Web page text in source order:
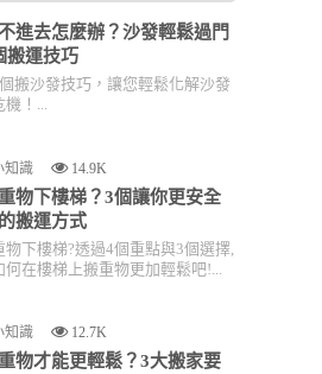
進去怎麼辦？沙發輕鬆過門
搬運技巧
搬沙發技巧，讓您輕鬆化解沙發
機！...
知識 14.9K
物下樓梯？3個讓你更安全
搬運方式
物下樓梯?透過4個重點與3個選擇,
在樓梯上搬重物更加輕鬆吧!...
知識 12.7K
物才能更輕鬆？3大搬家要